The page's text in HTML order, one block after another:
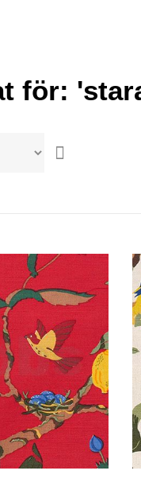
för: